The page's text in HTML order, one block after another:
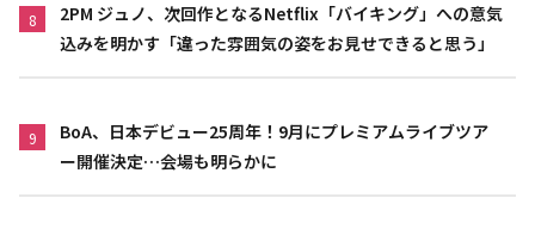
8
2PM ジュノ、次回作となるNetflix「バイキング」への意気
込みを明かす「違った雰囲気の姿をお見せできると思う」
9
BoA、日本デビュー25周年！9月にプレミアムライブツア
ー開催決定…会場も明らかに